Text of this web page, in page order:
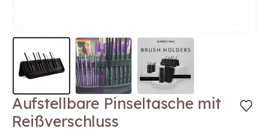
Aufstellbare Pinseltasche mit
Reißverschluss